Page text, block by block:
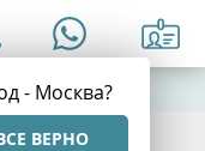
- Москва?
ВЕРНО